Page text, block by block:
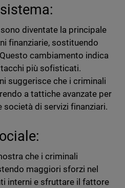
diventate la principale
finanziarie, sostituendo
cambiamento indica
più sofisticati.
suggerisce che i criminali
a tattiche avanzate per
società di servizi finanziari.
che i criminali
maggiori sforzi nel
interni e sfruttare il fattore